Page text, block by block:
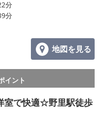
分
分
地図を見る
イント
室で快適☆野里駅徒歩